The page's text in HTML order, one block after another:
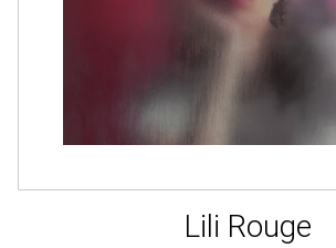
Lili Rouge